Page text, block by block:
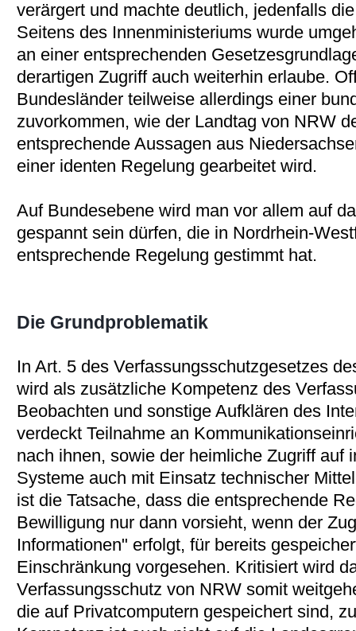
verärgert und machte deutlich, jedenfalls
Seitens des Innenministeriums wurde
an einer entsprechenden
derartigen Zugriff auch weiterhin erlaube.
Bundesländer teilweise allerdings einer
zuvorkommen, wie der Landtag von NRW
entsprechende Aussagen aus
einer identen Regelung gearbeitet wird.
Auf Bundesebene wird man vor allem auf
gespannt sein dürfen, die in Nordrhein-
entsprechende Regelung gestimmt hat.
Die Grundproblematik
In Art. 5 des Verfassungsschutzgesetzes
wird als zusätzliche Kompetenz des
Beobachten und sonstige Aufklären des
verdeckt Teilnahme an
nach ihnen, sowie der heimliche Zugriff auf
Systeme auch mit Einsatz technischer
ist die Tatsache, dass die entsprechende
Bewilligung nur dann vorsieht, wenn der
Informationen" erfolgt, für bereits
Einschränkung vorgesehen. Kritisiert wird
Verfassungsschutz von NRW somit
die auf Privatcomputern gespeichert sind,